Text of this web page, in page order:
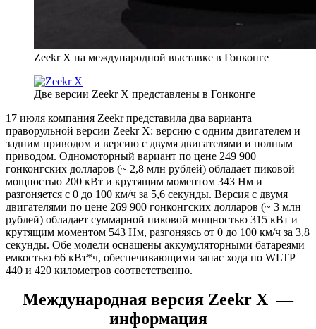
Zeekr Х на международной выставке в Гонконге
Две версии Zeekr Х представлены в Гонконге
17 июля компания Zeekr представила два варианта
праворульной версии Zeekr X: версию с одним двигателем и
задним приводом и версию с двумя двигателями и полным
приводом. Одномоторный вариант по цене 249 900
гонконгских долларов (~ 2,8 млн рублей) обладает пиковой
мощностью 200 кВт и крутящим моментом 343 Нм и
разгоняется с 0 до 100 км/ч за 5,6 секунды. Версия с двумя
двигателями по цене 269 900 гонконгских долларов (~ 3 млн
рублей) обладает суммарной пиковой мощностью 315 кВт и
крутящим моментом 543 Нм, разгоняясь от 0 до 100 км/ч за 3,8
секунды. Обе модели оснащены аккумуляторными батареями
емкостью 66 кВт*ч, обеспечивающими запас хода по WLTP
440 и 420 километров соответственно.
Международная версия Zeekr X —
информация